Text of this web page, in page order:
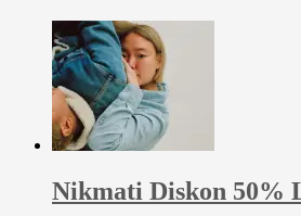
Nikmati Diskon 50%